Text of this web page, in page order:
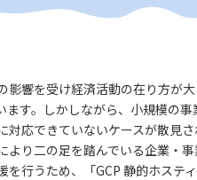
影響を受け経済活動の在り方が
ます。しかしながら、小規模の
対応できていないケースが散見
より二の足を踏んでいる企業・
を行うため、「GCP 静的ホステ